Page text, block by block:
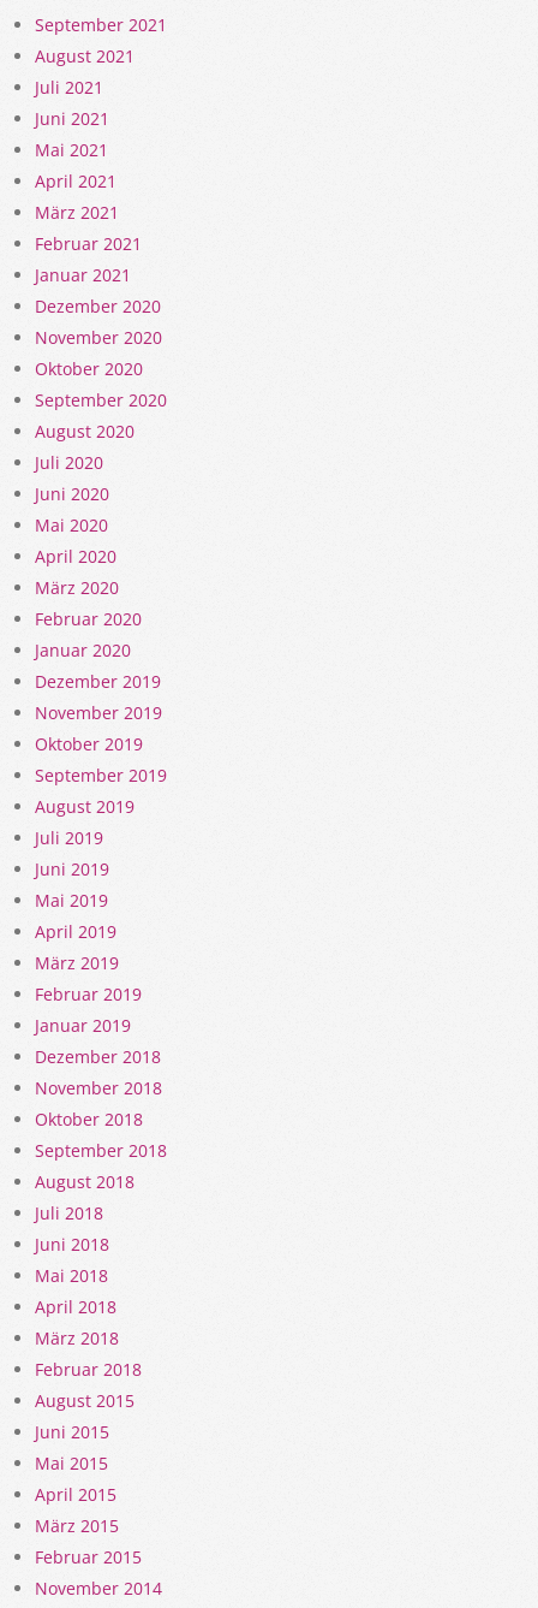
September 2021
August 2021
Juli 2021
Juni 2021
Mai 2021
April 2021
März 2021
Februar 2021
Januar 2021
Dezember 2020
November 2020
Oktober 2020
September 2020
August 2020
Juli 2020
Juni 2020
Mai 2020
April 2020
März 2020
Februar 2020
Januar 2020
Dezember 2019
November 2019
Oktober 2019
September 2019
August 2019
Juli 2019
Juni 2019
Mai 2019
April 2019
März 2019
Februar 2019
Januar 2019
Dezember 2018
November 2018
Oktober 2018
September 2018
August 2018
Juli 2018
Juni 2018
Mai 2018
April 2018
März 2018
Februar 2018
August 2015
Juni 2015
Mai 2015
April 2015
März 2015
Februar 2015
November 2014